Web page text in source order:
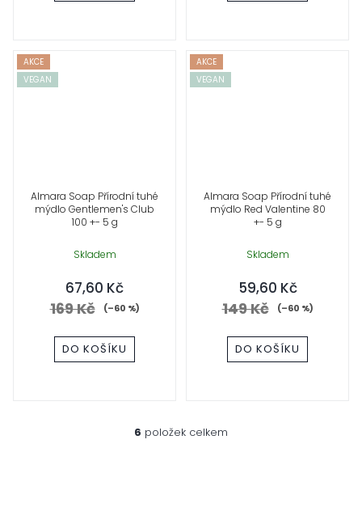
AKCE
VEGAN
Almara Soap Přírodní tuhé
mýdlo Gentlemen's Club
100 +- 5 g
Skladem
67,60 Kč
169 Kč (–60 %)
DO KOŠÍKU
AKCE
VEGAN
Almara Soap Přírodní tuhé
mýdlo Red Valentine 80
+- 5 g
Skladem
59,60 Kč
149 Kč (–60 %)
DO KOŠÍKU
O
6 položek celkem